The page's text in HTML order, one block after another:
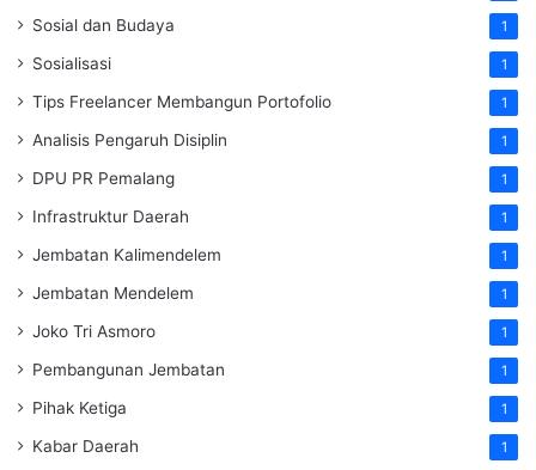
Sosial dan Budaya 1
Sosialisasi 1
Tips Freelancer Membangun Portofolio 1
Analisis Pengaruh Disiplin 1
DPU PR Pemalang 1
Infrastruktur Daerah 1
Jembatan Kalimendelem 1
Jembatan Mendelem 1
Joko Tri Asmoro 1
Pembangunan Jembatan 1
Pihak Ketiga 1
Kabar Daerah 1